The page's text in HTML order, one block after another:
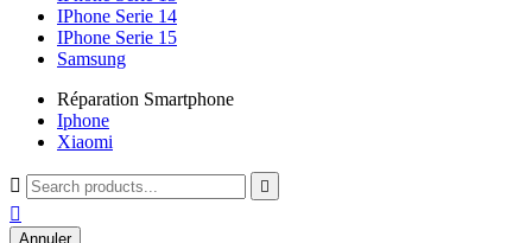
IPhone Serie 14
IPhone Serie 15
Samsung
Réparation Smartphone
Iphone
Xiaomi
 

Annuler